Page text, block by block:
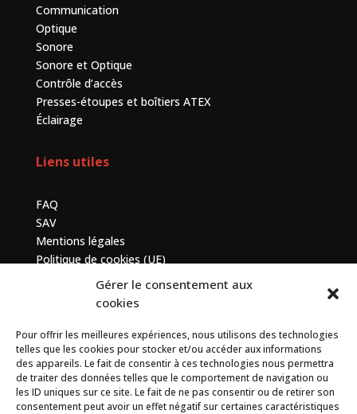
Gérer le consentement aux
cookies
Pour offrir les meilleures expériences, nous utilisons des technologies
telles que les cookies pour stocker et/ou accéder aux informations
des appareils. Le fait de consentir à ces technologies nous permettra
de traiter des données telles que le comportement de navigation ou
les ID uniques sur ce site. Le fait de ne pas consentir ou de retirer son
consentement peut avoir un effet négatif sur certaines caractéristiques
Communication
Optique
Sonore
Sonore et Optique
Contrôle d’accès
Presses-étoupes et boîtiers ATEX
Éclairage
Liens utiles
FAQ
SAV
Mentions légales
Politique de cookies (UE)
Contactez-nous
7 bis avenue de la Baltique, ZA de Courtabœuf, 91140
Villebon sur Yvette
+33 (0) 1 69 75 20 90